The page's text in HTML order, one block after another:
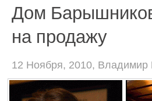
Дом
на продажу
12 Ноября, 2010, Владимир